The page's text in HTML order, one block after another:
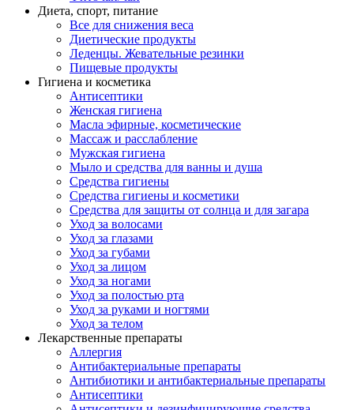
Диета, спорт, питание
Все для снижения веса
Диетические продукты
Леденцы. Жевательные резинки
Пищевые продукты
Гигиена и косметика
Антисептики
Женская гигиена
Масла эфирные, косметические
Массаж и расслабление
Мужская гигиена
Мыло и средства для ванны и душа
Средства гигиены
Средства гигиены и косметики
Средства для защиты от солнца и для загара
Уход за волосами
Уход за глазами
Уход за губами
Уход за лицом
Уход за ногами
Уход за полостью рта
Уход за руками и ногтями
Уход за телом
Лекарственные препараты
Аллергия
Антибактериальные препараты
Антибиотики и антибактериальные препараты
Антисептики